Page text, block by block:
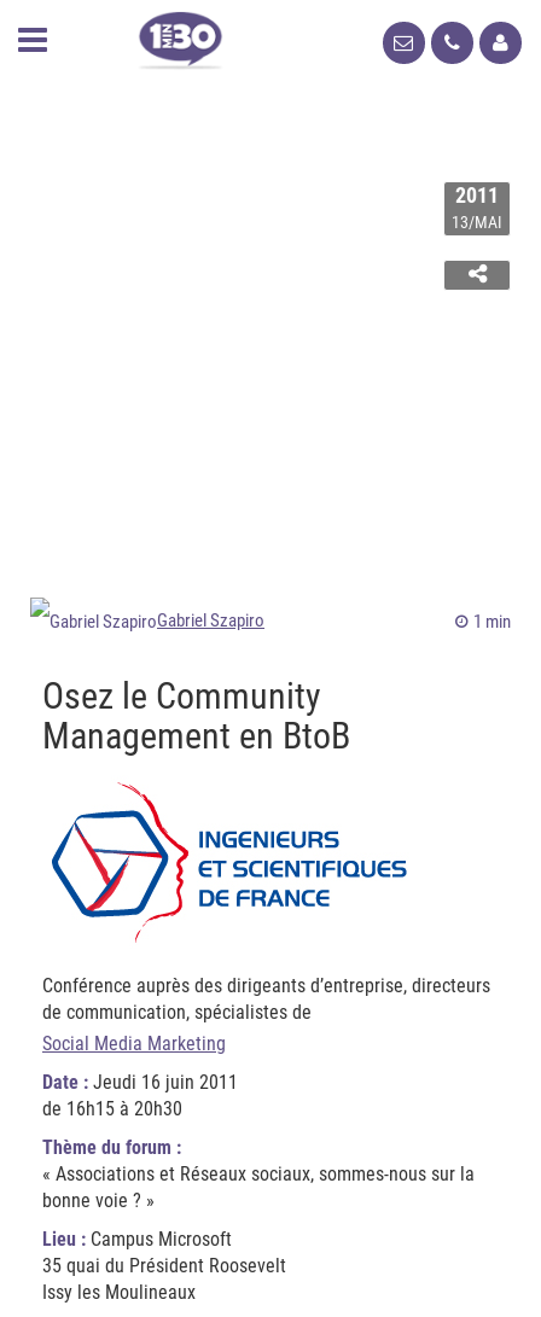
2011
13/MAI
Gabriel Szapiro 1 min
Osez le Community
Management en BtoB
Conférence auprès des dirigeants d’entreprise, directeurs
de communication, spécialistes de
Social Media Marketing
Date : Jeudi 16 juin 2011
de 16h15 à 20h30
Thème du forum :
« Associations et Réseaux sociaux, sommes-nous sur la
bonne voie ? »
Lieu : Campus Microsoft
35 quai du Président Roosevelt
Issy les Moulineaux